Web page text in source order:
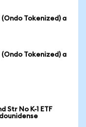
(Ondo Tokenized) a
(Ondo Tokenized) a
Str No K-1 ETF